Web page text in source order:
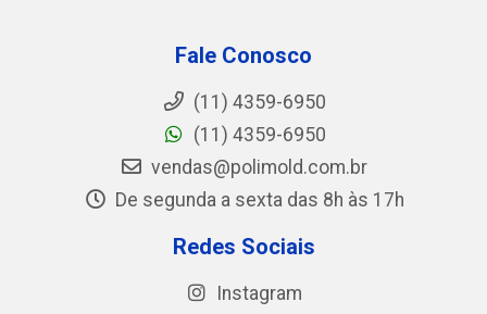
Fale Conosco
(11) 4359-6950
(11) 4359-6950
vendas@polimold.com.br
De segunda a sexta das 8h às 17h
Redes Sociais
Instagram